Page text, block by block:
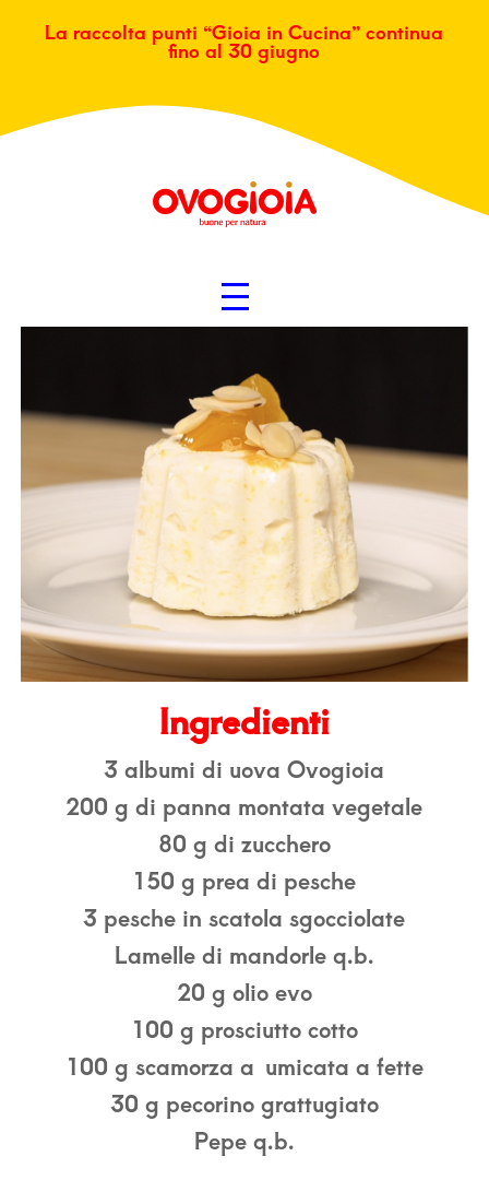
La raccolta punti “Gioia in Cucina” continua
fino al 30 giugno
Ingredienti
3 albumi di uova Ovogioia
200 g di panna montata vegetale
80 g di zucchero
150 g prea di pesche
3 pesche in scatola sgocciolate
Lamelle di mandorle q.b.
20 g olio evo
100 g prosciutto cotto
100 g scamorza a umicata a fette
30 g pecorino grattugiato
Pepe q.b.